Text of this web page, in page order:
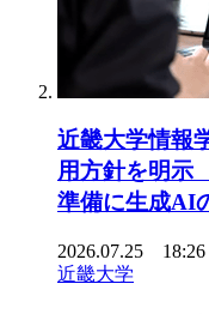
近畿大学情報
用方針を明示
準備に生成AI
2026.07.25 18:26
近畿大学